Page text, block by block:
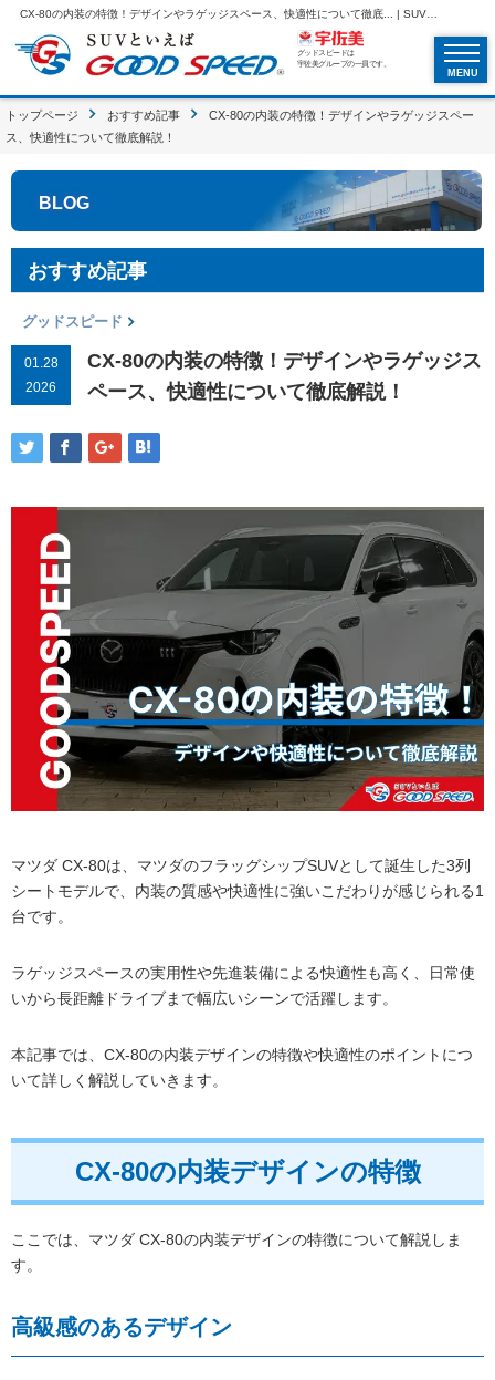
CX-80の内装の特徴！デザインやラゲッジスペース、快適性について徹底... | SUVといえばグッドスピードGOOD SPEED
グッドスピードは
宇佐美グループの一員です。
MENU
トップページ おすすめ記事
CX-80の内装の特徴！デザインやラゲッジスペー
ス、快適性について徹底解説！
BLOG
おすすめ記事
グッドスピード
01.28
2026
CX-80の内装の特徴！デザインやラゲッジス
ペース、快適性について徹底解説！
マツダ CX-80は、マツダのフラッグシップSUVとして誕生した3列
シートモデルで、内装の質感や快適性に強いこだわりが感じられる1
台です。
ラゲッジスペースの実用性や先進装備による快適性も高く、日常使
いから長距離ドライブまで幅広いシーンで活躍します。
本記事では、CX-80の内装デザインの特徴や快適性のポイントにつ
いて詳しく解説していきます。
CX-80の内装デザインの特徴
ここでは、マツダ CX-80の内装デザインの特徴について解説しま
す。
高級感のあるデザイン